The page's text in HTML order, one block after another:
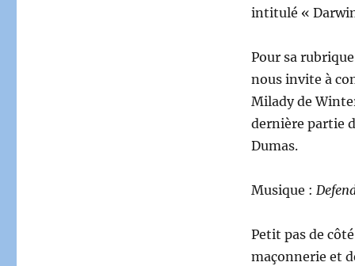
intitulé «
Pour sa
nous invite à
Milady de
dernière partie
Dumas.
Musique :
Petit pas de
maçonnerie et